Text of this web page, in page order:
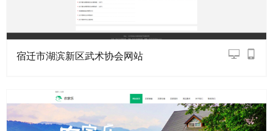
宿迁市湖滨新区武术协会网站